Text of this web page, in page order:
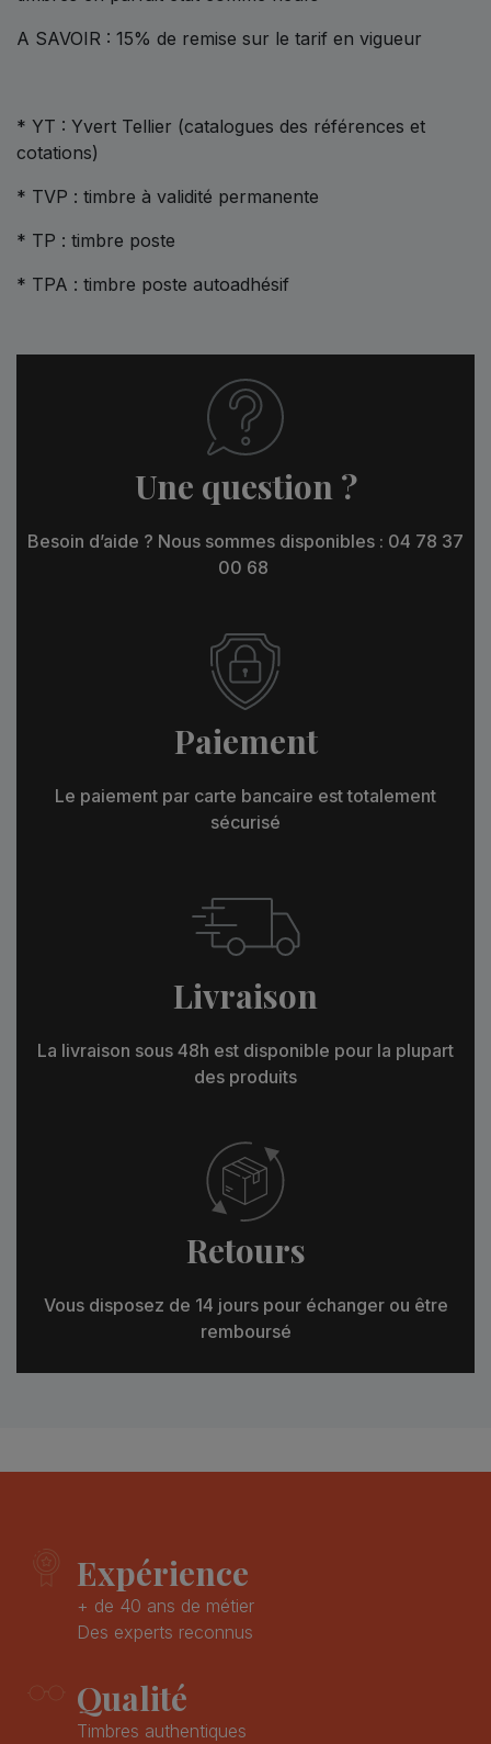
A SAVOIR : 15% de remise sur le tarif en vigueur
* YT : Yvert Tellier (catalogues des références et
cotations)
* TVP : timbre à validité permanente
* TP : timbre poste
* TPA : timbre poste autoadhésif
Une question ?
Besoin d’aide ? Nous sommes disponibles : 04 78 37
00 68
Paiement
Le paiement par carte bancaire est totalement
sécurisé
Livraison
La livraison sous 48h est disponible pour la plupart
des produits
Retours
Vous disposez de 14 jours pour échanger ou être
remboursé
Expérience
+ de 40 ans de métier
Des experts reconnus
Qualité
Timbres authentiques